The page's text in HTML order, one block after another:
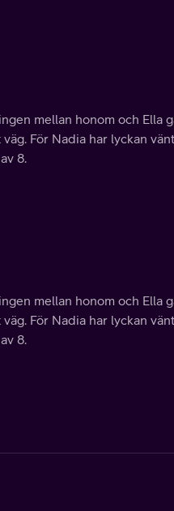
mellan honom och Ella
För Nadia har lyckan
8.
mellan honom och Ella
För Nadia har lyckan
8.